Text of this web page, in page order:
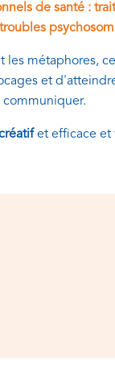
de santé :
les métaphores,
et
communiquer.
et efficace et